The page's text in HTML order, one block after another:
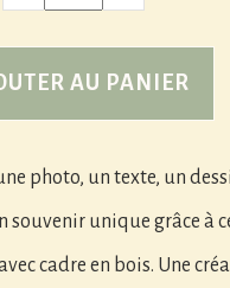
AU PANIER
photo, un texte, un
souvenir unique grâce à
cadre en bois. Une